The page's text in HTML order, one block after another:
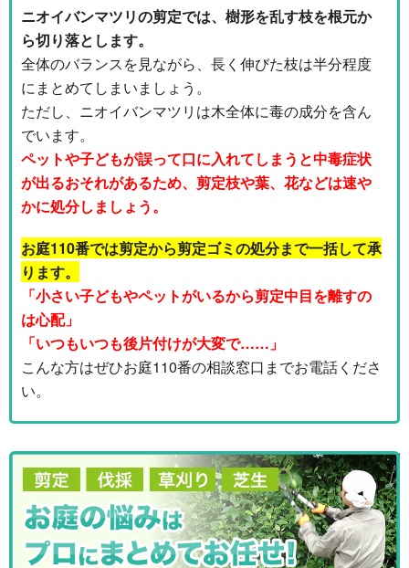
ニオイバンマツリの剪定では、樹形を乱す枝を根元か
ら切り落とします。
全体のバランスを見ながら、長く伸びた枝は半分程度
にまとめてしまいましょう。
ただし、ニオイバンマツリは木全体に毒の成分を含ん
でいます。
ペットや子どもが誤って口に入れてしまうと中毒症状
が出るおそれがあるため、剪定枝や葉、花などは速や
かに処分しましょう。
お庭110番では剪定から剪定ゴミの処分まで一括して承
ります。
「小さい子どもやペットがいるから剪定中目を離すの
は心配」
「いつもいつも後片付けが大変で……」
こんな方はぜひお庭110番の相談窓口までお電話くださ
い。